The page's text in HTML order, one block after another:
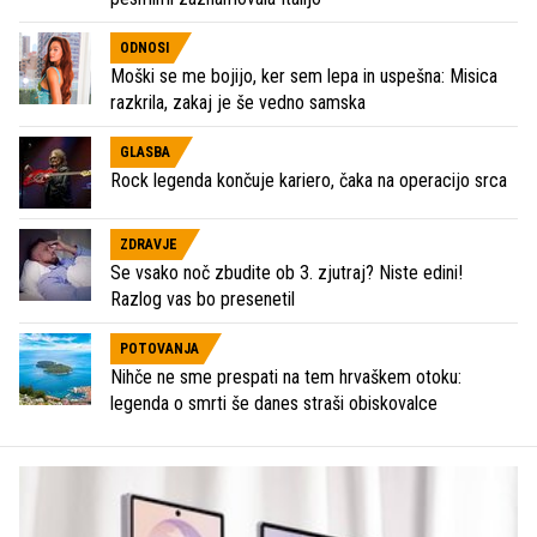
ODNOSI
Moški se me bojijo, ker sem lepa in uspešna: Misica
razkrila, zakaj je še vedno samska
GLASBA
Rock legenda končuje kariero, čaka na operacijo srca
ZDRAVJE
Se vsako noč zbudite ob 3. zjutraj? Niste edini!
Razlog vas bo presenetil
POTOVANJA
Nihče ne sme prespati na tem hrvaškem otoku:
legenda o smrti še danes straši obiskovalce